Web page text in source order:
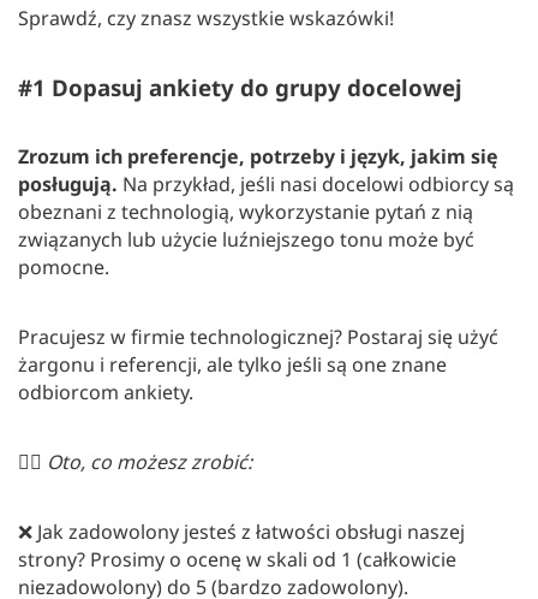
Sprawdź, czy znasz wszystkie wskazówki!
#1 Dopasuj ankiety do grupy docelowej
Zrozum ich preferencje, potrzeby i język, jakim się
posługują. Na przykład, jeśli nasi docelowi odbiorcy są
obeznani z technologią, wykorzystanie pytań z nią
związanych lub użycie luźniejszego tonu może być
pomocne.
Pracujesz w firmie technologicznej? Postaraj się użyć
żargonu i referencji, ale tylko jeśli są one znane
odbiorcom ankiety.
👉🏻 Oto, co możesz zrobić:
❌ Jak zadowolony jesteś z łatwości obsługi naszej
strony? Prosimy o ocenę w skali od 1 (całkowicie
niezadowolony) do 5 (bardzo zadowolony).